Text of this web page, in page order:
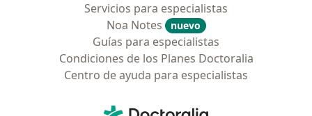
Servicios para especialistas
Noa Notes
nuevo
Guías para especialistas
Condiciones de los Planes Doctoralia
Centro de ayuda para especialistas
Doctoralia - Página de inicio